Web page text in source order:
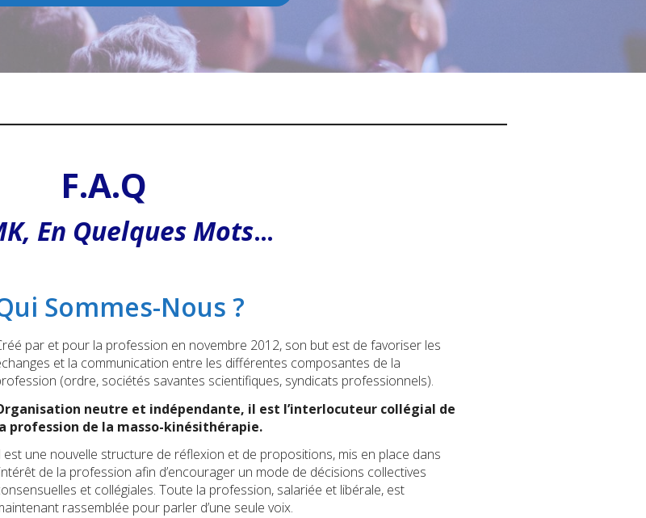
F.A.Q
En Quelques Mots…
Sommes-Nous ?
par et pour la profession en novembre 2012, son but est de favoriser les
et la communication entre les différentes composantes de la
(ordre, sociétés savantes scientifiques, syndicats professionnels).
neutre et indépendante, il est l’interlocuteur collégial de
profession de la masso-kinésithérapie.
est une nouvelle structure de réflexion et de propositions, mis en place dans
de la profession afin d’encourager un mode de décisions collectives
et collégiales. Toute la profession, salariée et libérale, est
rassemblée pour parler d’une seule voix.